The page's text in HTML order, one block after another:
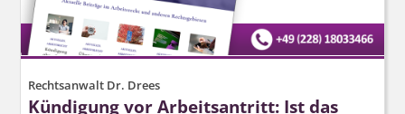
Rechtsanwalt Dr. Drees
Kündigung vor Arbeitsantritt: Ist das